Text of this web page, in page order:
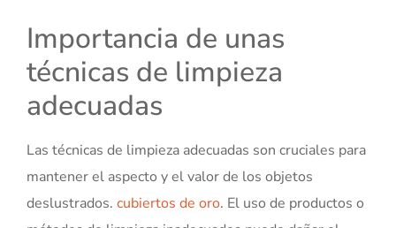
Importancia de unas
técnicas de limpieza
adecuadas
Las técnicas de limpieza adecuadas son cruciales para
mantener el aspecto y el valor de los objetos
deslustrados. cubiertos de oro. El uso de productos o